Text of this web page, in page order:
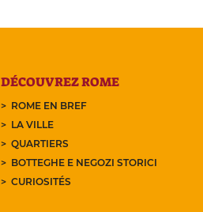
DÉCOUVREZ ROME
ROME EN BREF
LA VILLE
QUARTIERS
BOTTEGHE E NEGOZI STORICI
CURIOSITÉS